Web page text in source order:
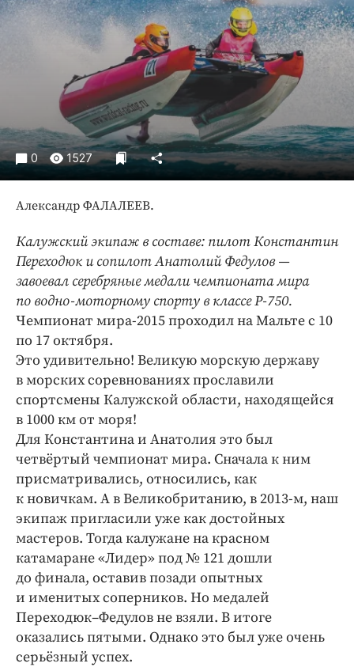
Праздники
Происшествия
Экономика и бизнес
ПРОЕКТЫ
Блоги
Издания
Медиаперсона
Клиника года
Бренд года
Работодатель года
0 1527
Александр ФАЛАЛЕЕВ.
Калужский экипаж в составе: пилот Константин
Переходюк и сопилот Анатолий Федулов —
завоевал серебряные медали чемпионата мира
по водно-моторному спорту в классе Р-750.
Чемпионат мира-2015 проходил на Мальте с 10
по 17 октября.
Это удивительно! Великую морскую державу
в морских соревнованиях прославили
спортсмены Калужской области, находящейся
в 1000 км от моря!
Для Константина и Анатолия это был
четвёртый чемпионат мира. Сначала к ним
присматривались, относились, как
к новичкам. А в Великобританию, в 2013-м, наш
экипаж пригласили уже как достойных
мастеров. Тогда калужане на красном
катамаране «Лидер» под № 121 дошли
до финала, оставив позади опытных
и именитых соперников. Но медалей
Переходюк–Федулов не взяли. В итоге
оказались пятыми. Однако это был уже очень
серьёзный успех.